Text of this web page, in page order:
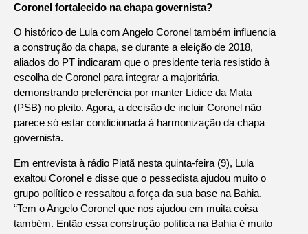
Coronel fortalecido na chapa governista?
O histórico de Lula com Angelo Coronel também influencia
a construção da chapa, se durante a eleição de 2018,
aliados do PT indicaram que o presidente teria resistido à
escolha de Coronel para integrar a majoritária,
demonstrando preferência por manter Lídice da Mata
(PSB) no pleito. Agora, a decisão de incluir Coronel não
parece só estar condicionada à harmonização da chapa
governista.
Em entrevista à rádio Piatã nesta quinta-feira (9), Lula
exaltou Coronel e disse que o pessedista ajudou muito o
grupo político e ressaltou a força da sua base na Bahia.
“Tem o Angelo Coronel que nos ajudou em muita coisa
também. Então essa construção política na Bahia é muito